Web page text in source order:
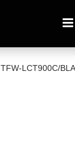
TFW-LCT900C/